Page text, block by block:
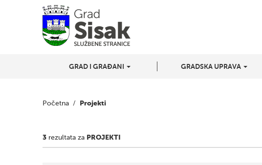
GRAD I GRAĐANI GRADSKA UPRAVA
Početna / Projekti
3 rezultata za PROJEKTI